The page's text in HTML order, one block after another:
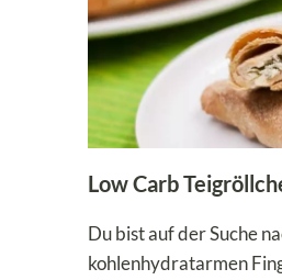
HERBST
Low Carb
Du bist auf der Suche
kohlenhydratarmen